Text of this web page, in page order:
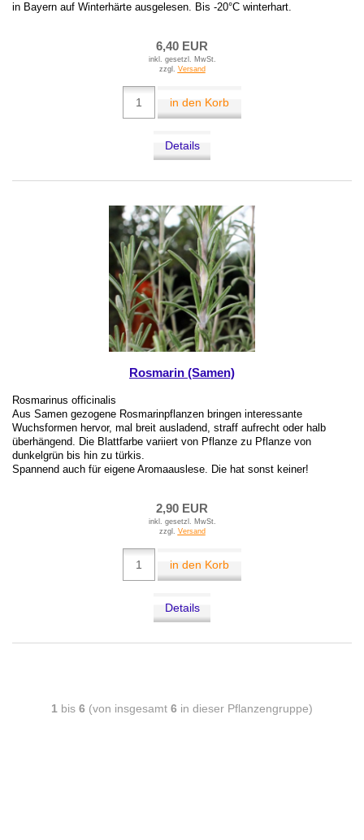
in Bayern auf Winterhärte ausgelesen. Bis -20°C winterhart.
6,40 EUR
inkl. gesetzl. MwSt.
zzgl. Versand
in den Korb
Details
Rosmarin (Samen)
Rosmarinus officinalis
Aus Samen gezogene Rosmarinpflanzen bringen interessante
Wuchsformen hervor, mal breit ausladend, straff aufrecht oder halb
überhängend. Die Blattfarbe variiert von Pflanze zu Pflanze von
dunkelgrün bis hin zu türkis.
Spannend auch für eigene Aromaauslese. Die hat sonst keiner!
2,90 EUR
inkl. gesetzl. MwSt.
zzgl. Versand
in den Korb
Details
1 bis 6 (von insgesamt 6 in dieser Pflanzengruppe)